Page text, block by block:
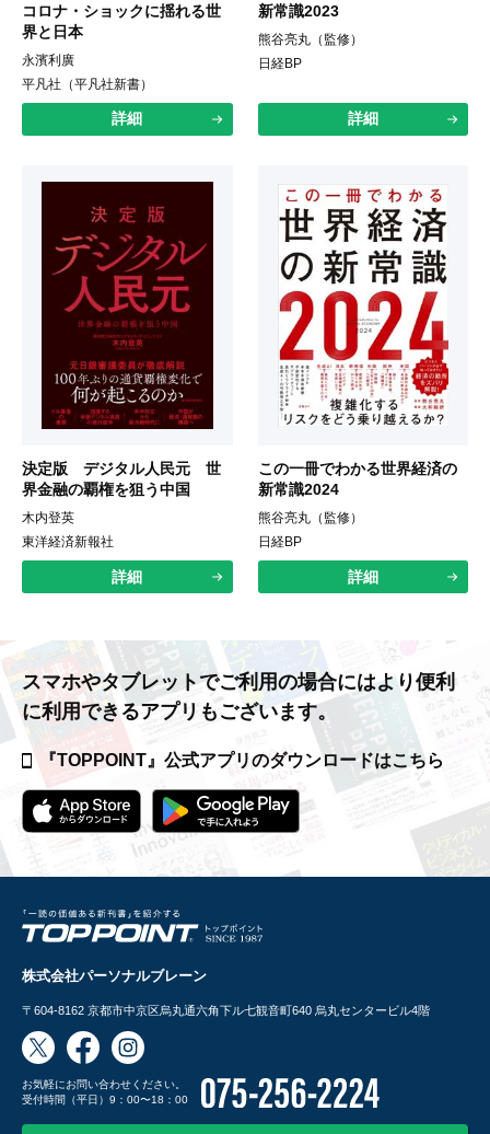
コロナ・ショックに揺れる世
界と日本
永濱利廣
平凡社（平凡社新書）
詳細
新常識2023
熊谷亮丸（監修）
日経BP
詳細
決定版 デジタル人民元 世
界金融の覇権を狙う中国
木内登英
東洋経済新報社
詳細
この一冊でわかる世界経済の
新常識2024
熊谷亮丸（監修）
日経BP
詳細
スマホやタブレットでご利用の場合にはより便利
に利用できるアプリもございます。
『TOPPOINT』公式アプリのダウンロードはこちら
株式会社パーソナルブレーン
〒604-8162 京都市中京区烏丸通六角下ル七観音町640 烏丸センタービル4階
お気軽にお問い合わせください。
受付時間（平日）9：00〜18：00